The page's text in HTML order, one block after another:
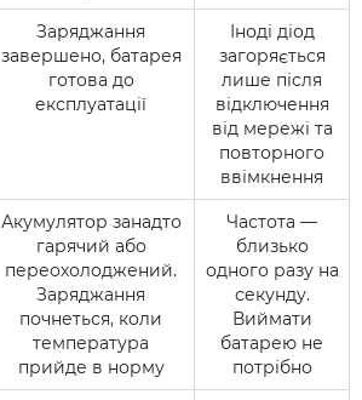
Заряджання
завершено, батарея
готова до
експлуатації
Іноді діод
загоряється
лише після
відключення
від мережі та
повторного
ввімкнення
Акумулятор занадто
гарячий або
переохолоджений.
Заряджання
почнеться, коли
температура
прийде в норму
Частота —
близько
одного разу на
секунду.
Виймати
батарею не
потрібно